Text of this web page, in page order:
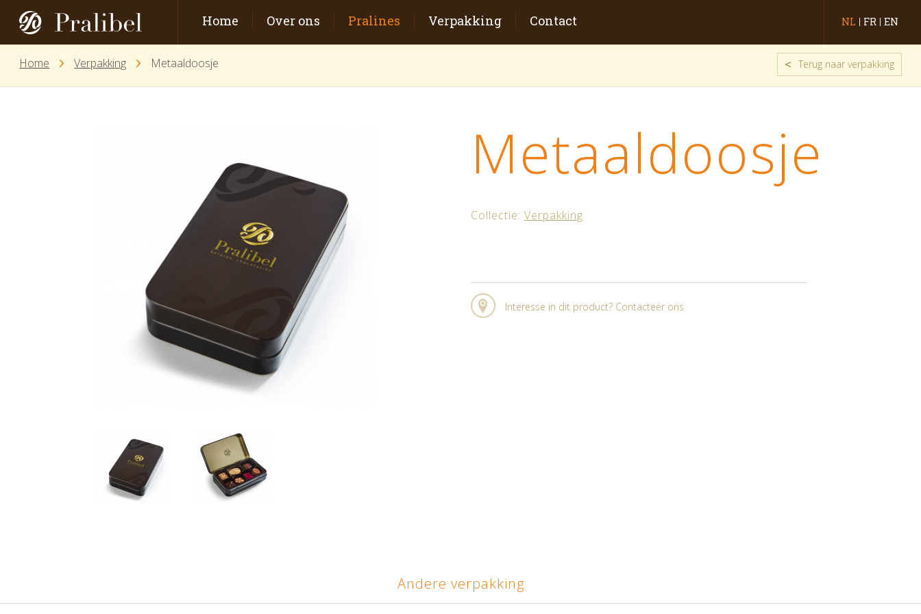
Home Over ons Pralines Verpakking Contact NL FR EN
Home Verpakking Metaaldoosje < Terug naar verpakking
Metaaldoosje
Collectie: Verpakking
Interesse in dit product? Contacteer ons
Andere verpakking